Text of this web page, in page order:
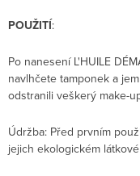
POUŽITÍ:
Po nanesení L'HUILE
navlhčete tamponek a
odstranili veškerý make-
Údržba: Před prvním
jejich ekologickém